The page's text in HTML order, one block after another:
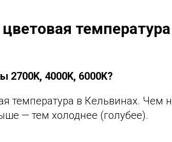
4000K, 6000K?
температура в Кельвинах. Чем
— тем холоднее (голубее).